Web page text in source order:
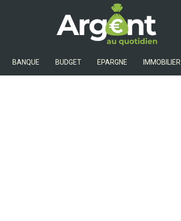
Argent Au Quotidien
BANQUE BUDGET EPARGNE IMMOBILIER